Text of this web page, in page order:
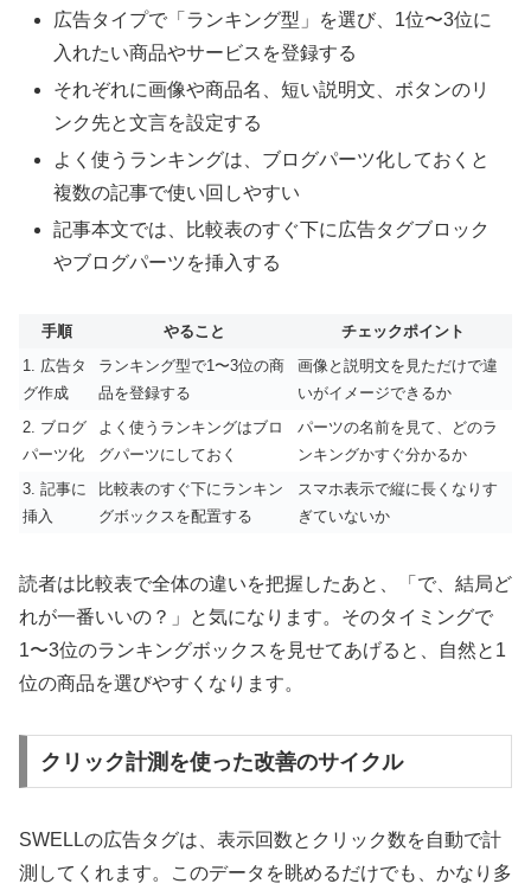
広告タイプで「ランキング型」を選び、1位〜3位に
入れたい商品やサービスを登録する
それぞれに画像や商品名、短い説明文、ボタンのリ
ンク先と文言を設定する
よく使うランキングは、ブログパーツ化しておくと
複数の記事で使い回しやすい
記事本文では、比較表のすぐ下に広告タグブロック
やブログパーツを挿入する
手順 やること
チェックポイント
1. 広告タ
グ作成
ランキング型で1〜3位の商
品を登録する
画像と説明文を見ただけで違
いがイメージできるか
2. ブログ
パーツ化
よく使うランキングはブロ
グパーツにしておく
パーツの名前を見て、どのラ
ンキングかすぐ分かるか
3. 記事に
挿入
比較表のすぐ下にランキン
グボックスを配置する
スマホ表示で縦に長くなりす
ぎていないか
読者は比較表で全体の違いを把握したあと、「で、結局ど
れが一番いいの？」と気になります。そのタイミングで
1〜3位のランキングボックスを見せてあげると、自然と1
位の商品を選びやすくなります。
クリック計測を使った改善のサイクル
SWELLの広告タグは、表示回数とクリック数を自動で計
測してくれます。このデータを眺めるだけでも、かなり多